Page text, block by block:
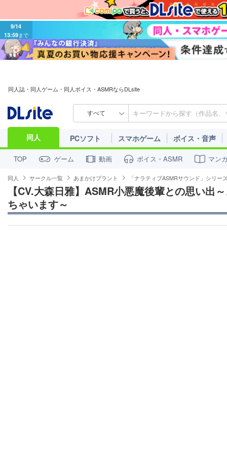
9/14
13:59まで
同人誌・同人ゲーム・同人ボイス・ASMRならDLsite
すべて
同人 PCソフト スマホゲーム ボイス・音声
TOP ゲーム 動画 ボイス・ASMR マン
同人 サークル一覧 あまかけプラント 「ナラティブASMRサウンド」シリー
【CV.大森日雅】ASMR小悪魔後輩との思い出
ちゃいます～